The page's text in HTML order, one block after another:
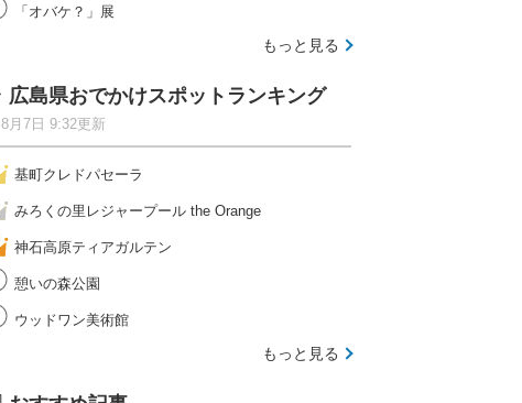
「オバケ？」展
もっと見る
広島県おでかけスポットランキング
8月7日 9:32更新
基町クレドパセーラ
みろくの里レジャープール the Orange
神石高原ティアガルテン
憩いの森公園
ウッドワン美術館
もっと見る